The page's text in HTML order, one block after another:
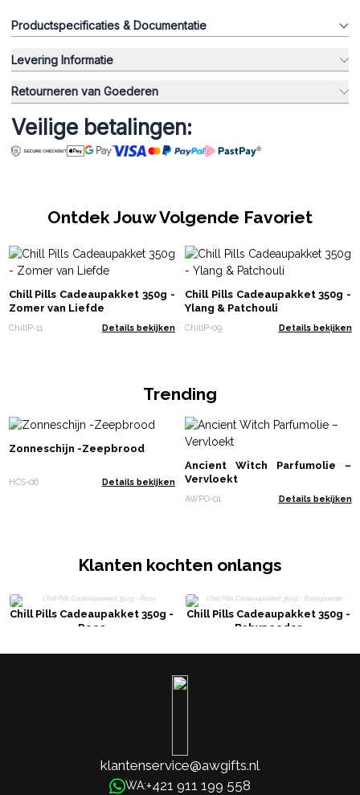
Productspecificaties & Documentatie
Levering Informatie
Retourneren van Goederen
Veilige betalingen:
Ontdek Jouw Volgende Favoriet
Chill Pills Cadeaupakket 350g -
Zomer van Liefde
ChillP-11 Details bekijken
Chill Pills Cadeaupakket 350g -
Ylang & Patchouli
ChillP-09 Details bekijken
Trending
Zonneschijn -Zeepbrood
HCS-06 Details bekijken
Ancient Witch Parfumolie –
Vervloekt
AWPO-01 Details bekijken
Klanten kochten onlangs
Chill Pills Cadeaupakket 350g -
Roos
Chill Pills Cadeaupakket 350g -
Babypoeder
klantenservice@awgifts.nl
WA:+421 911 199 558